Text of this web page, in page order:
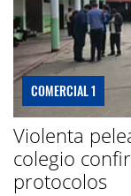
COMERCIAL 1
Violenta
colegio
protocolos